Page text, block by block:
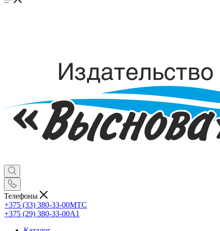
Телефоны
+375 (33) 380-33-00МТС
+375 (29) 380-33-00А1